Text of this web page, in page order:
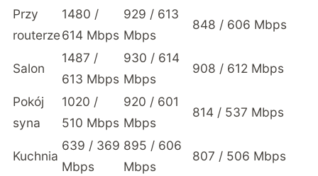
Przy
routerze
1480 /
614 Mbps
929 / 613
Mbps
848 / 606 Mbps
Salon
1487 /
613 Mbps
930 / 614
Mbps
908 / 612 Mbps
Pokój
syna
1020 /
510 Mbps
920 / 601
Mbps
814 / 537 Mbps
Kuchnia
639 / 369
Mbps
895 / 606
Mbps
807 / 506 Mbps